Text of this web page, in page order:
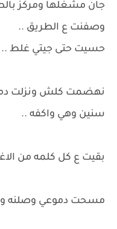
جان مشغلها ومركز
وصفنت ع الطريق ..
حسيت حتى جيتي غلط ..
نهضمت كلش ونزلت
سنين وهي واكفه ..
بقيت ع كل كلمه من
مسحت دموعي وصلنه